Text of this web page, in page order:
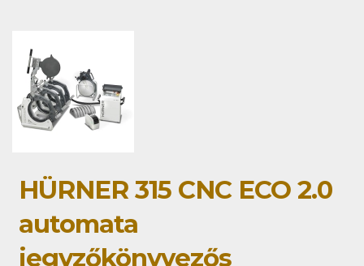
HÜRNER 315 CNC ECO 2.0
automata
jegyzőkönyvezős